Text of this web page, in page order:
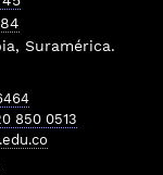
Suramérica.
850 0513